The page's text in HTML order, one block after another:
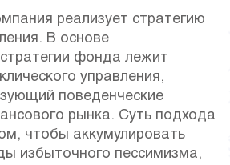
реализует стратегию
В основе
фонда лежит
управления,
поведенческие
рынка. Суть подхода
чтобы аккумулировать
избыточного пессимизма,